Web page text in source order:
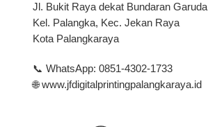
Jl. Bukit Raya dekat Bundaran Garuda
Kel. Palangka, Kec. Jekan Raya
Kota Palangkaraya
📞 WhatsApp:0851-4302-1733
🌐www.jfdigitalprintingpalangkaraya.id